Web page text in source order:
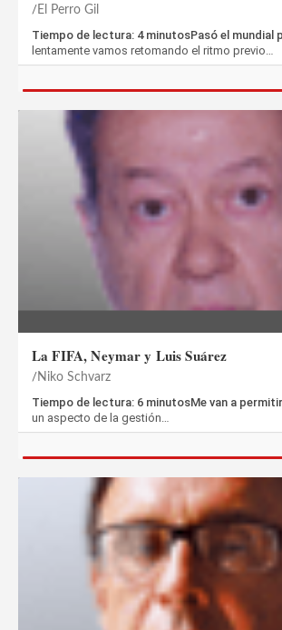
El Perro Gil
Tiempo de lectura: 4 minutosPasó el mundial
lentamente vamos retomando el ritmo previo…
La FIFA, Neymar y Luis Suárez
Niko Schvarz
Tiempo de lectura: 6 minutosMe van a
un aspecto de la gestión…